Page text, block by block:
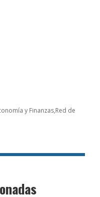
y Finanzas Red de